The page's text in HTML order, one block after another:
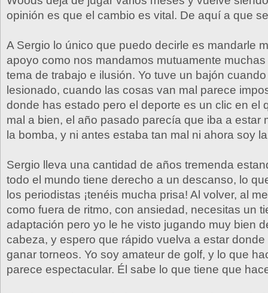
opinión es que el cambio es vital. De aquí a que
A Sergio lo único que puedo decirle es mandarle
apoyo como nos mandamos mutuamente
tema de trabajo e ilusión. Yo tuve un bajón
lesionado, cuando las cosas van mal parece
donde has estado pero el deporte es un clic en el
mal a bien, el año pasado parecía que iba a estar
la bomba, y ni antes estaba tan mal ni ahora soy
Sergio lleva una cantidad de años tremenda
todo el mundo tiene derecho a un descanso, lo
los periodistas ¡tenéis mucha prisa! Al volver, al
como fuera de ritmo, con ansiedad, necesitas un
adaptación pero yo le he visto jugando muy bien
cabeza, y espero que rápido vuelva a estar
ganar torneos. Yo soy amateur de golf, y lo que
parece espectacular. Él sabe lo que tiene que